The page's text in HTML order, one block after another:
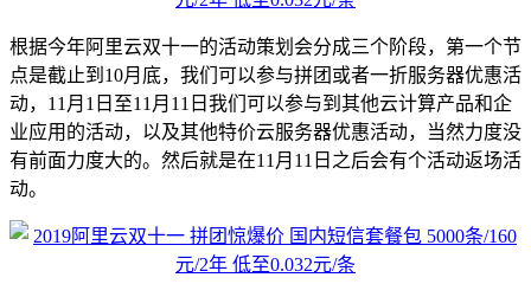
根据今年阿里云双十一的活动策划会分成三个阶段，第一个节
点是截止到10月底，我们可以参与拼团或者一折服务器优惠活
动，11月1日至11月11日我们可以参与到其他云计算产品和企
业应用的活动，以及其他特价云服务器优惠活动，当然力度没
有前面力度大的。然后就是在11月11日之后会有个活动返场活
动。